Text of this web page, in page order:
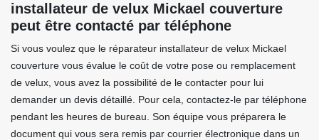
installateur de velux Mickael couverture
peut être contacté par téléphone
Si vous voulez que le réparateur installateur de velux Mickael
couverture vous évalue le coût de votre pose ou remplacement
de velux, vous avez la possibilité de le contacter pour lui
demander un devis détaillé. Pour cela, contactez-le par téléphone
pendant les heures de bureau. Son équipe vous préparera le
document qui vous sera remis par courrier électronique dans un